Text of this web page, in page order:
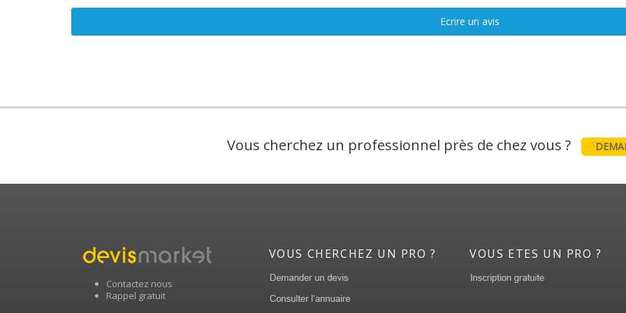
Ecrire un avis
Vous cherchez un professionnel près de chez vous ?
Contactez nous
Rappel gratuit
VOUS CHERCHEZ UN PRO ? VOUS ETES UN PRO ?